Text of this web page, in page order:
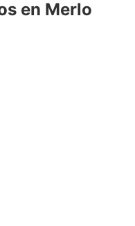
en Merlo